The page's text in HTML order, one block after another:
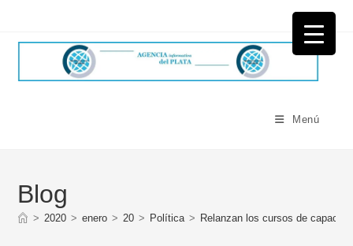
Menú
Blog
> 2020 > enero > 20 > Política > Relanzan los cursos de